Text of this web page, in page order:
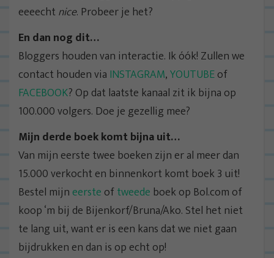
eeeecht nice. Probeer je het?
En dan nog dit…
Bloggers houden van interactie. Ik óók! Zullen we
contact houden via INSTAGRAM,YOUTUBEof
FACEBOOK? Op dat laatste kanaal zit ik bijna op
100.000 volgers. Doe je gezellig mee?
Mijn derde boek komt bijna uit…
Van mijn eerste twee boeken zijn er al meer dan
15.000 verkocht en binnenkort komt boek 3 uit!
Bestel mijneerste oftweede boek op Bol.com of
koop ‘m bij de Bijenkorf/Bruna/Ako. Stel het niet
te lang uit, want er is een kans dat we niet gaan
bijdrukken en dan is op echt op!